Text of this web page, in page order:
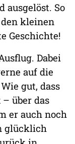
ausgelöst. So
kleinen
Geschichte!
Dabei
auf die
gut, dass
– über das
er auch noch
glücklich